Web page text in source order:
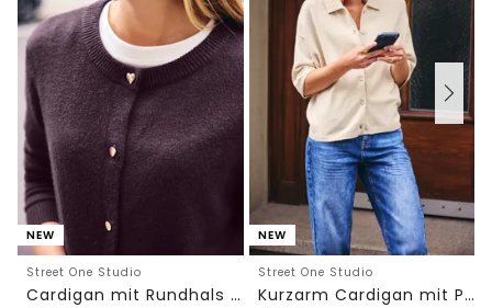
NEW
Street One Studio
Cardigan mit Rundhals und Knöpfen
NEW
Street One Studio
Kurzarm Cardigan mit Polokragen